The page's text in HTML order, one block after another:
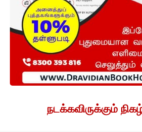
நடக்கவிருக்கும்